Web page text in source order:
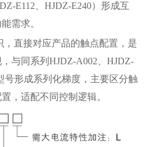
E112、HJDZ-E240）形成互
需求。
，直接对应产品的触点配置，是
与同系列HJDZ-A002、HJDZ-
号形成系列化梯度，主要区分触
，适配不同控制逻辑。